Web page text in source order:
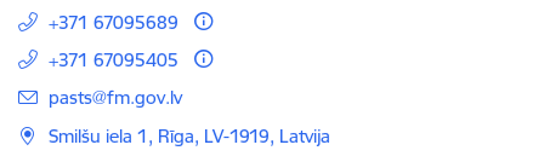
+371 67095689
+371 67095405
E-pasts:
pasts@fm.gov.lv
Smilšu iela 1, Rīga, LV-1919, Latvija